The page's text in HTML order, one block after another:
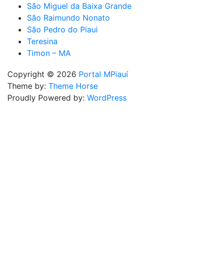
São Miguel da Baixa Grande
São Raimundo Nonato
São Pedro do Piaui
Teresina
Timon – MA
Copyright © 2026 Portal MPiauí
Theme by: Theme Horse
Proudly Powered by: WordPress